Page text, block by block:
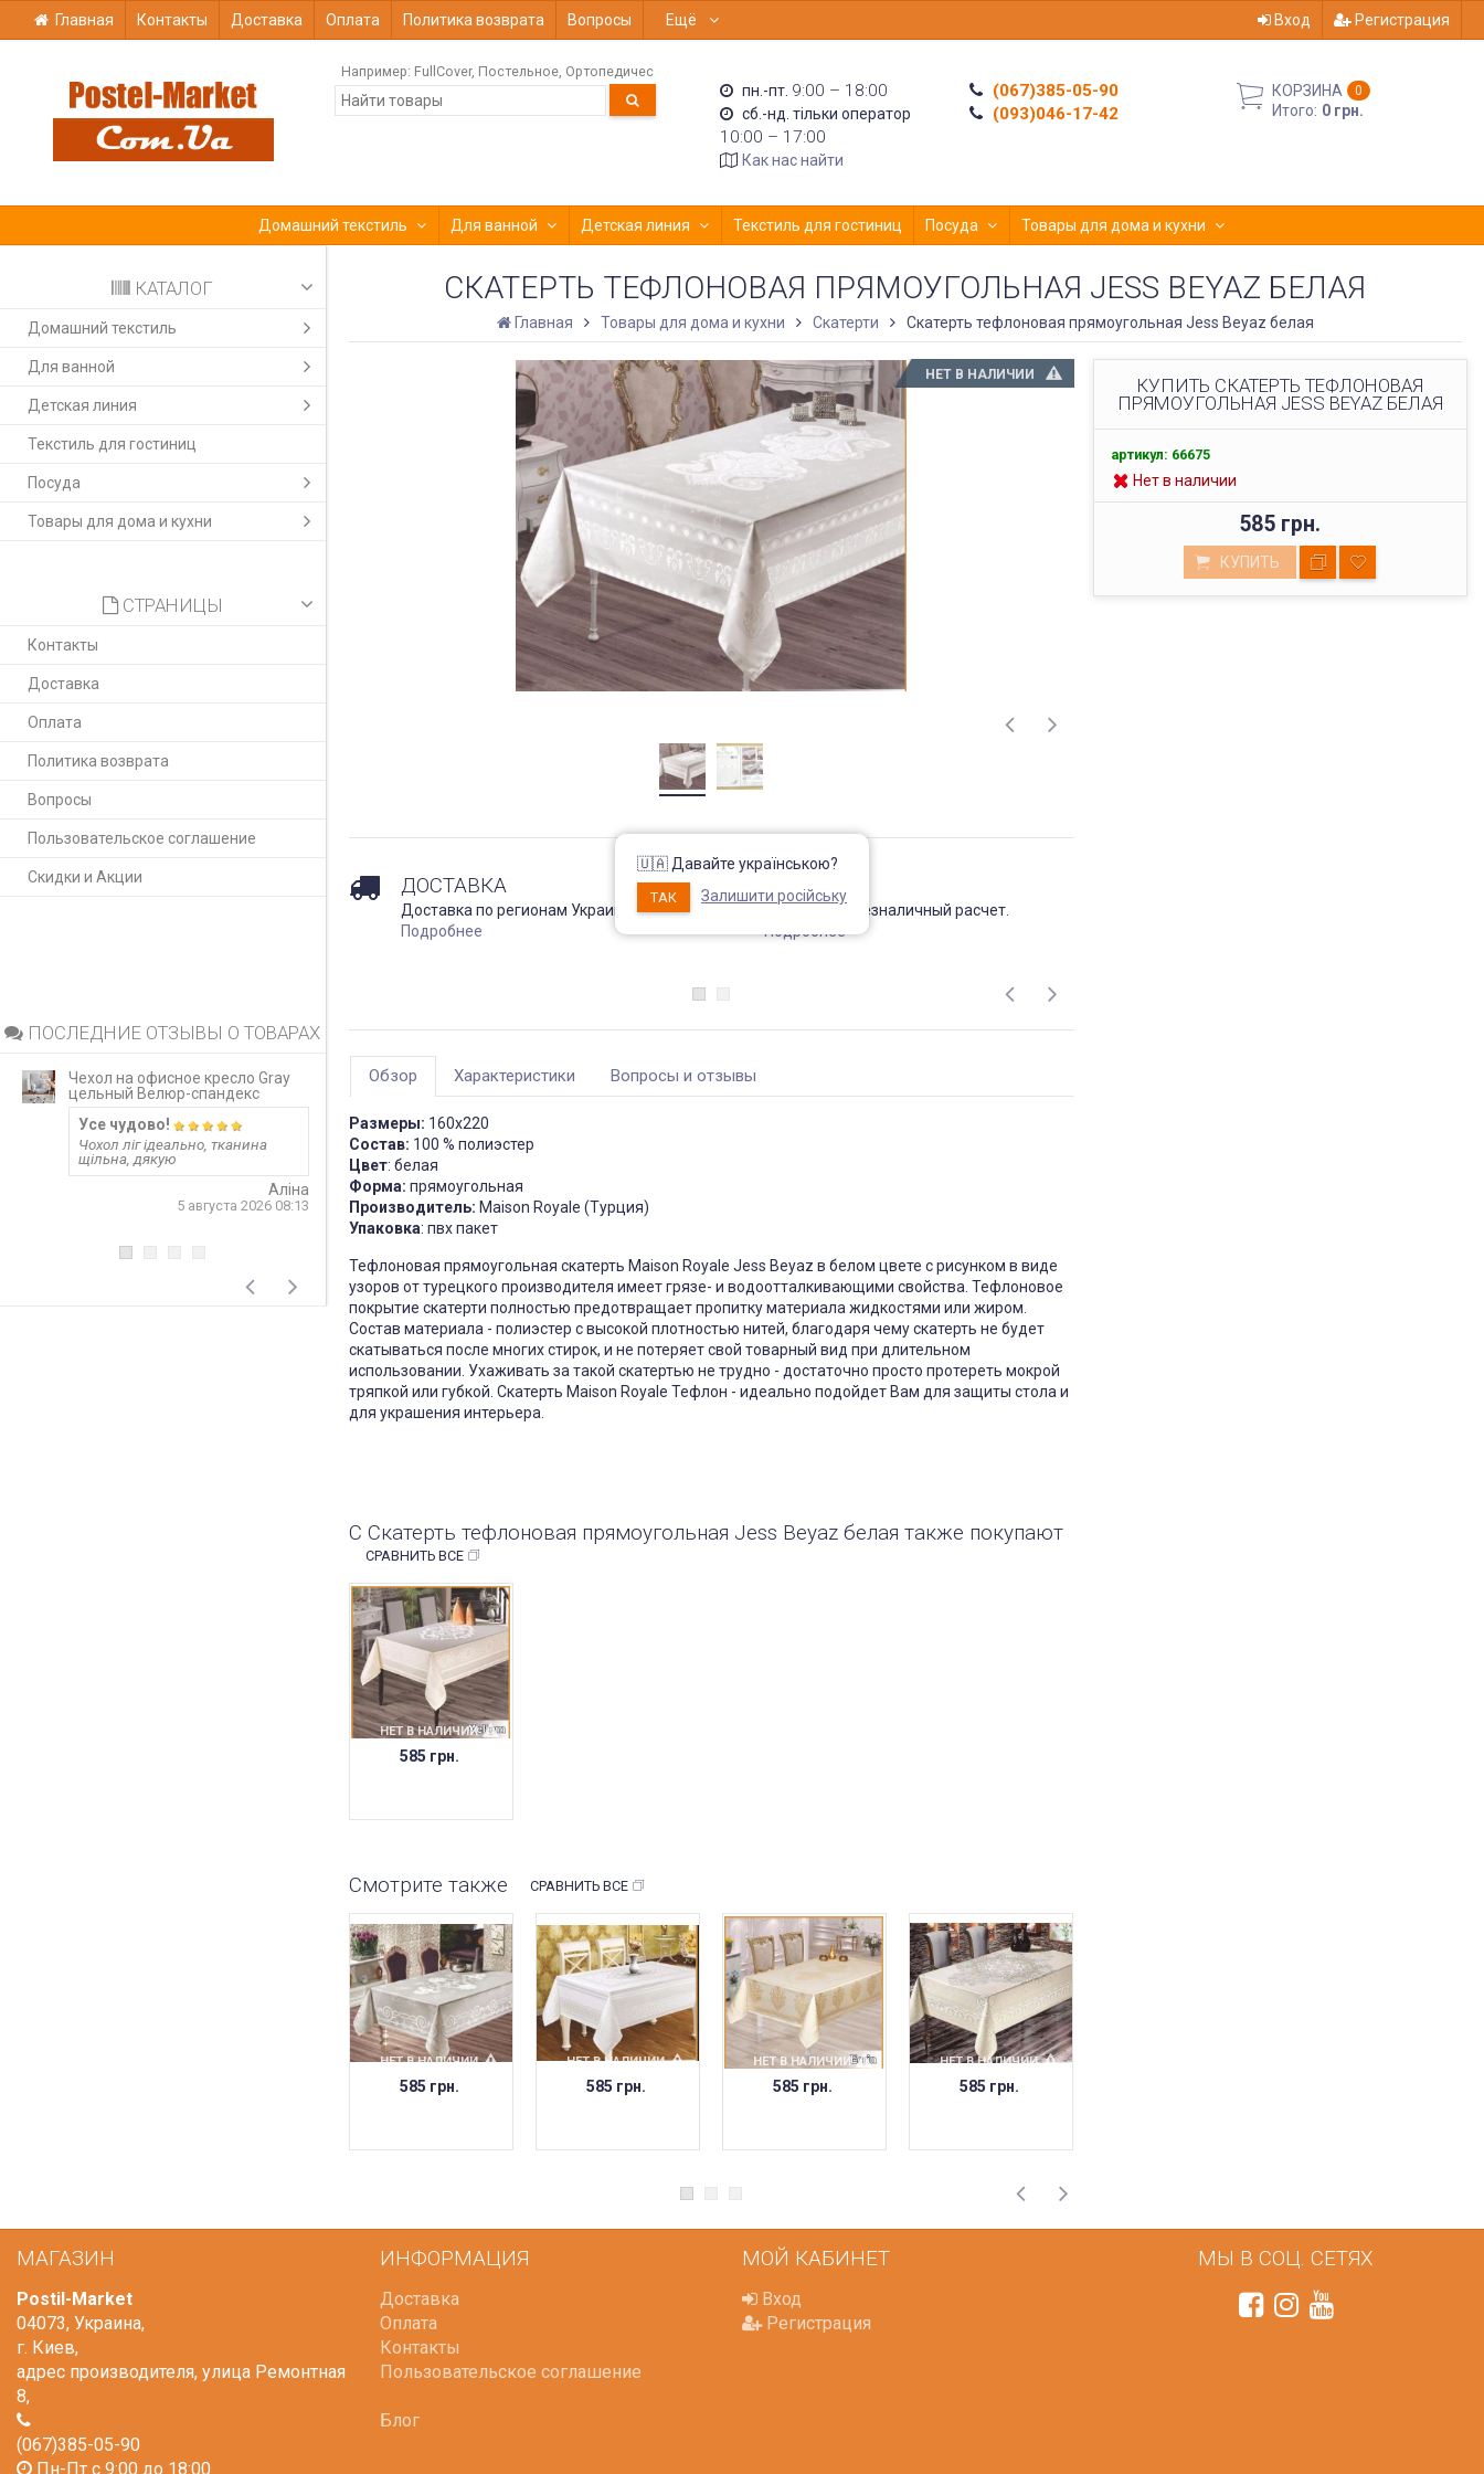
Главная Контакты Доставка Оплата Политика возврата Вопросы Ещё Вход Регистрация
Например: FullCover Постельное Ортопедичес
пн.-пт. 9:00 – 18:00
сб.-нд. тільки оператор
10:00 – 17:00
Как нас найти
(067)385-05-90
(093)046-17-42
КОРЗИНА 0
Итого: 0 грн.
Домашний текстиль Для ванной Детская линия Текстиль для гостиниц Посуда Товары для дома и кухни
КАТАЛОГ
Домашний текстиль
Для ванной
Детская линия
Текстиль для гостиниц
Посуда
Товары для дома и кухни
СТРАНИЦЫ
Контакты
Доставка
Оплата
Политика возврата
Вопросы
Пользовательское соглашение
Скидки и Акции
ПОСЛЕДНИЕ ОТЗЫВЫ О ТОВАРАХ
Чехол на офисное кресло Gray
цельный Велюр-спандекс
Усе чудово!
Чохол ліг ідеально, тканина
щільна, дякую
Аліна
5 августа 2026 08:13
Непромокаемый чехол на
матрас Grey защитный
Запитання 91905
Розмір 180 на 200, має висоту
лише 20 см матрас: підійде цей
варіант? Чи не створює цей
матеріал шурхотіння при
користуванні??! Він як чохол чи
односторонній? Дякую за
відповідь
Джульєтта
4 апреля 2026 09:11
Чехол на кресло с круглой
спинкой Slavich трикотаж
Марина
6 марта 2026 21:01
замовити ще одну для дитини.
Рекомендую
СКАТЕРТЬ ТЕФЛОНОВАЯ ПРЯМОУГОЛЬНАЯ JESS BEYAZ БЕЛАЯ
Главная Товары для дома и кухни Скатерти Скатерть тефлоновая прямоугольная Jess Beyaz белая
НЕТ В НАЛИЧИИ
КУПИТЬ СКАТЕРТЬ ТЕФЛОНОВАЯ
ПРЯМОУГОЛЬНАЯ JESS BEYAZ БЕЛАЯ
артикул: 66675
Нет в наличии
585 грн.
КУПИТЬ
ДОСТАВКА
Доставка по регионам Украины !
Подробнее
ОПЛАТА
Наличный и безналичный расчет.
Подробнее
Обзор Характеристики Вопросы и отзывы
Размеры: 160х220
Состав: 100 % полиэстер
Цвет: белая
Форма: прямоугольная
Производитель: Maison Royale (Турция)
Упаковка: пвх пакет
Тефлоновая прямоугольная скатерть Maison Royale Jess Beyaz в белом цвете с рисунком в виде
узоров от турецкого производителя имеет грязе- и водоотталкивающими свойства. Тефлоновое
покрытие скатерти полностью предотвращает пропитку материала жидкостями или жиром.
Состав материала - полиэстер с высокой плотностью нитей, благодаря чему скатерть не будет
скатываться после многих стирок, и не потеряет свой товарный вид при длительном
использовании. Ухаживать за такой скатертью не трудно - достаточно просто протереть мокрой
тряпкой или губкой. Скатерть Maison Royale Тефлон - идеально подойдет Вам для защиты стола и
для украшения интерьера.
С Скатерть тефлоновая прямоугольная Jess Beyaz белая также покупают
СРАВНИТЬ ВСЕ
585 грн.
НЕТ В НАЛИЧИИ
Смотрите также СРАВНИТЬ ВСЕ
585 грн.
НЕТ В НАЛИЧИИ
585 грн.
НЕТ В НАЛИЧИИ
585 грн.
НЕТ В НАЛИЧИИ
585 грн.
НЕТ В НАЛИЧИИ
МАГАЗИН
Postil-Market
04073, Украина,
г. Киев,
адрес производителя, улица Ремонтная
8,
(067)385-05-90
Пн-Пт с 9:00 до 18:00
ИНФОРМАЦИЯ
Доставка
Оплата
Контакты
Пользовательское соглашение
Блог
МОЙ КАБИНЕТ
Вход
Регистрация
МЫ В СОЦ. СЕТЯХ
🇺🇦 Давайте українською?
ТАК Залишити російську